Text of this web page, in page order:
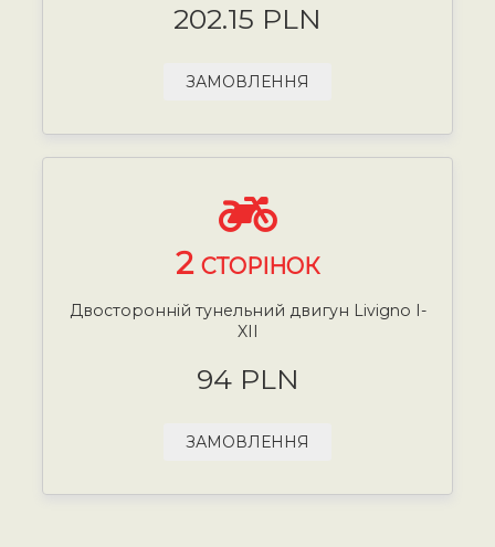
202.15 PLN
ЗАМОВЛЕННЯ
2 СТОРІНОК
Двосторонній тунельний двигун Livigno I-
XII
94 PLN
ЗАМОВЛЕННЯ